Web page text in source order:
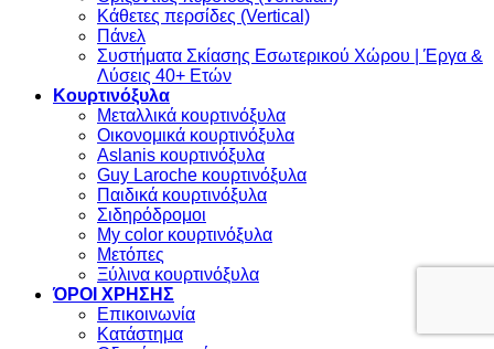
Κάθετες περσίδες (Vertical)
Πάνελ
Συστήματα Σκίασης Εσωτερικού Χώρου | Έργα &
Λύσεις 40+ Ετών
Κουρτινόξυλα
Μεταλλικά κουρτινόξυλα
Οικονομικά κουρτινόξυλα
Aslanis κουρτινόξυλα
Guy Laroche κουρτινόξυλα
Παιδικά κουρτινόξυλα
Σιδηρόδρομοι
My color κουρτινόξυλα
Μετόπες
Ξύλινα κουρτινόξυλα
ΌΡΟΙ ΧΡΗΣΗΣ
Επικοινωνία
Κατάστημα